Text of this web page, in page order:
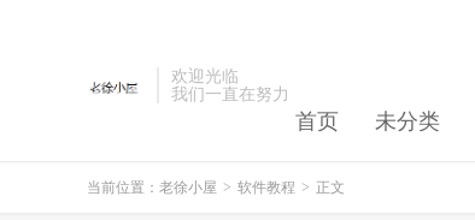
欢迎光临
我们一直在努力
首页 未分类
当前位置： 老徐小屋 > 软件教程 > 正文